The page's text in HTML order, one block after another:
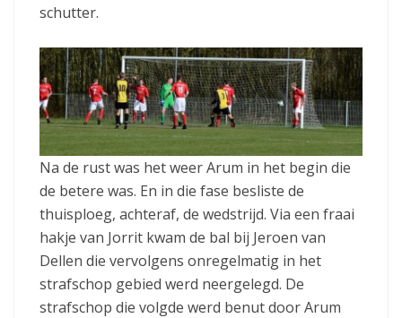
schutter.
Na de rust was het weer Arum in het begin die
de betere was. En in die fase besliste de
thuisploeg, achteraf, de wedstrijd. Via een fraai
hakje van Jorrit kwam de bal bij Jeroen van
Dellen die vervolgens onregelmatig in het
strafschop gebied werd neergelegd. De
strafschop die volgde werd benut door Arum